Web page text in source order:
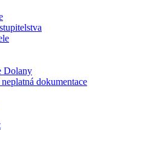
Dolany
dokumentace